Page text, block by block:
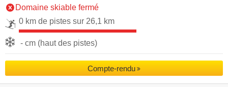
Domaine skiable fermé
0 km de pistes sur 26,1 km
- cm (haut des pistes)
Compte-rendu